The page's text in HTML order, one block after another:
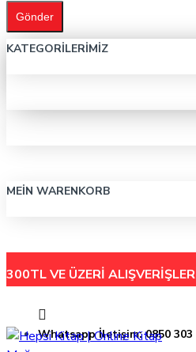
Gönder
KATEGORILERIMIZ
MEIN WARENKORB
300TL VE ÜZERİ
Whatsapp İletişim: 0850 303